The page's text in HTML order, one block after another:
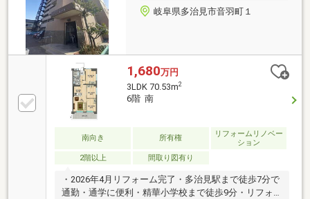
岐阜県多治見市音羽町１
1,680万円
3LDK 70.53m2
6階 南
南向き 所有権
リフォームリノベー
ション
2階以上
間取り図有り
・2026年4月リフォーム完了・多治見駅まで徒歩7分で
通勤・通学に便利・精華小学校まで徒歩9分・リフォ